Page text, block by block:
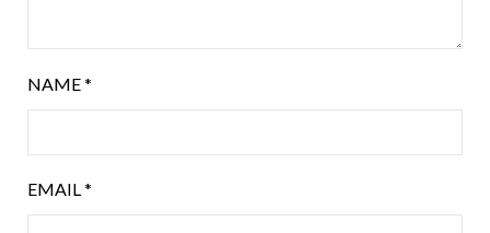
NAME*
EMAIL*